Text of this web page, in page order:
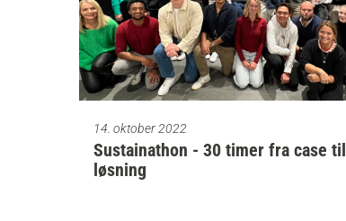
14. oktober 2022
Sustainathon - 30 timer fra case til
løsning